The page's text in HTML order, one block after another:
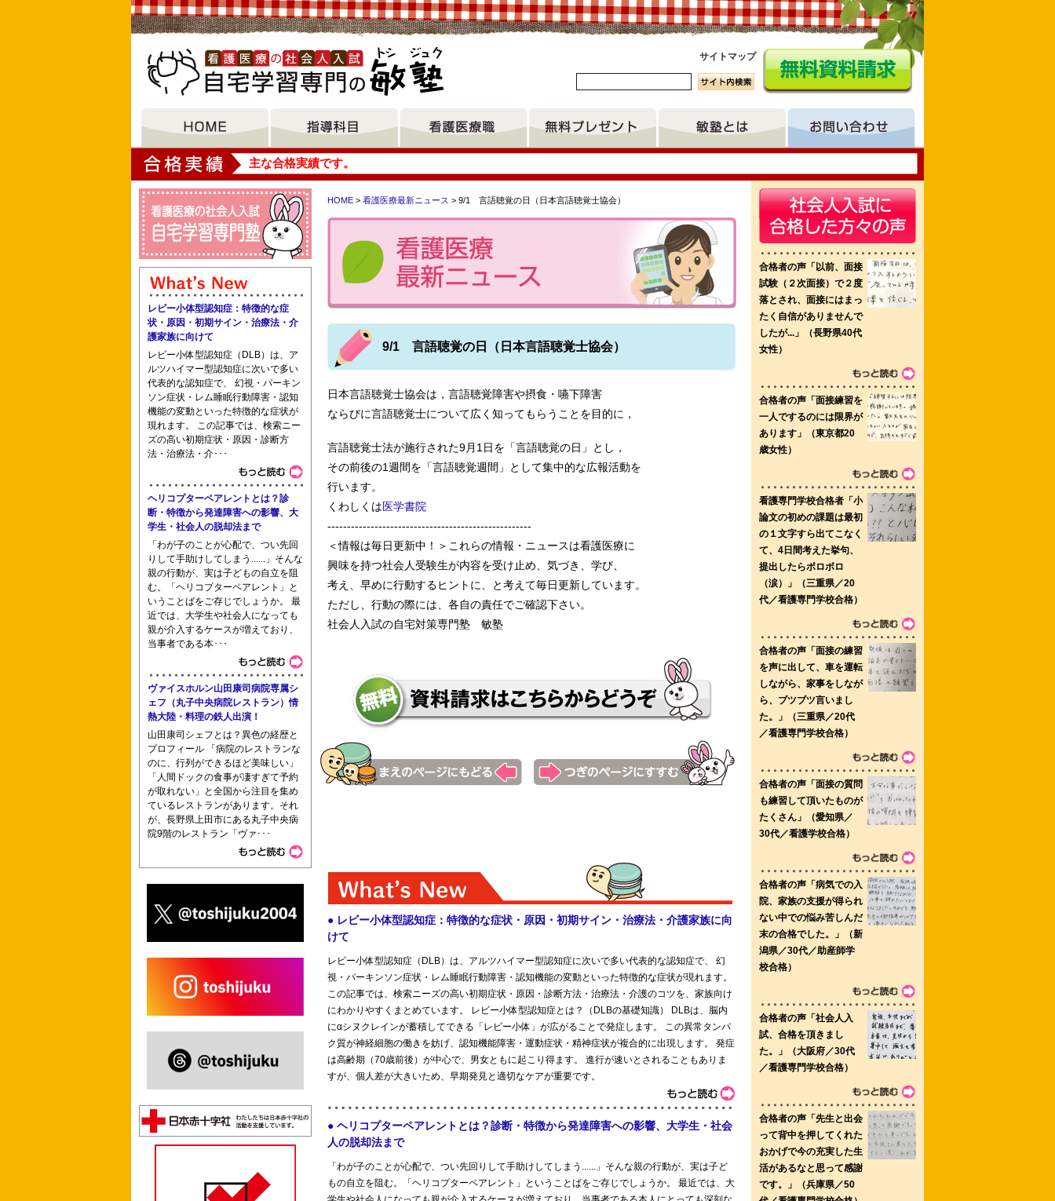
サイトマップ
大垣女子短期大学 主な合格実績です。
東葛看護専門学校 東邦大学医学部看護学科 愛媛県立医療技術大学 愛媛大学 石巻赤十字看護専門学校
聖路加看護大学 中林病院助産師学校 東京都立板橋看護専門学校 厚生連高岡看護専門学校 大阪医療福祉専門学校
慶応義塾大学看護医療学部 群馬パース大学 聖隷クリストファー大学 聖路加看護大学 聖路加看護大学大学院博士前期課程
聖和看護専門学校 専門学校社会医学技術学院 大分大学 仙台医療福祉専門学校 泉南医師会泉佐野看護専門学校
高尾看護専門学校 静岡市立静岡看護専門学校 高岡市医師会看護専門学校 秩父看護専門学校 社会保険中央看護専門学校
HOME > 看護医療最新ニュース > 9/1 言語聴覚の日（日本言語聴覚士協会）
9/1 言語聴覚の日（日本言語聴覚士協会）
日本言語聴覚士協会は，言語聴覚障害や摂食・嚥下障害
ならびに言語聴覚士について広く知ってもらうことを目的に，
言語聴覚士法が施行された9月1日を「言語聴覚の日」とし，
その前後の1週間を「言語聴覚週間」として集中的な広報活動を
行います。
くわしくは医学書院
----------------------------------------------------
＜情報は毎日更新中！＞これらの情報・ニュースは看護医療に
興味を持つ社会人受験生が内容を受け止め、気づき、学び、
考え、早めに行動するヒントに、と考えて毎日更新しています。
ただし、行動の際には、各自の責任でご確認下さい。
社会人入試の自宅対策専門塾 敏塾
レビー小体型認知症：特徴的な症
状・原因・初期サイン・治療法・介
護家族に向けて
レビー小体型認知症（DLB）は、ア
ルツハイマー型認知症に次いで多い
代表的な認知症で、 幻視・パーキン
ソン症状・レム睡眠行動障害・認知
機能の変動といった特徴的な症状が
現れます。 この記事では、検索ニー
ズの高い初期症状・原因・診断方
法・治療法・介･･･
ヘリコプターペアレントとは？診
断・特徴から発達障害への影響、大
学生・社会人の脱却法まで
「わが子のことが心配で、つい先回
りして手助けしてしまう......」そんな
親の行動が、実は子どもの自立を阻
む。「ヘリコプターペアレント」と
いうことばをご存じでしょうか。 最
近では、大学生や社会人になっても
親が介入するケースが増えており、
当事者である本･･･
ヴァイスホルン山田康司病院専属シ
ェフ（丸子中央病院レストラン）情
熱大陸・料理の鉄人出演！
山田康司シェフとは？異色の経歴と
プロフィール 「病院のレストランな
のに、行列ができるほど美味しい」
「人間ドックの食事が凄すぎて予約
が取れない」と全国から注目を集め
ているレストランがあります。それ
が、長野県上田市にある丸子中央病
院9階のレストラン「ヴァ･･･